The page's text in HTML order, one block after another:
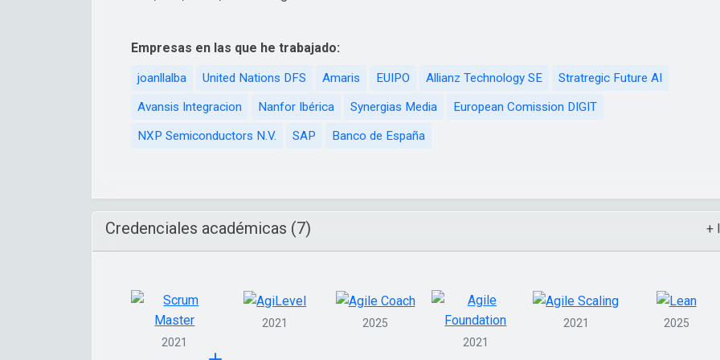
Empresas en las que he trabajado:
joanllalba United Nations DFS Amaris EUIPO Allianz Technology SE
Stratregic Future AI
Avansis Integracion
Nanfor Ibérica Synergias Media
European Comission DIGIT
NXP Semiconductors N.V.
SAP Banco de España
Credenciales académicas (7) +
2021
2021
2025
2021
2021 2025